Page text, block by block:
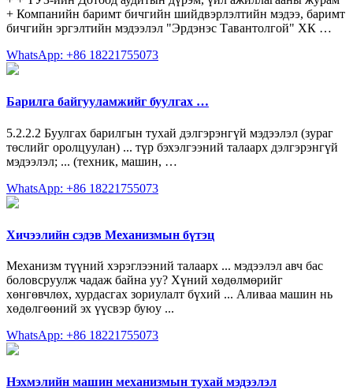
+ Компанийн баримт бичгийн шийдвэрлэлтийн мэдээ, баримт
бичгийн эргэлтийн мэдээлэл "Эрдэнэс Тавантолгой" ХК …
WhatsApp: +86 18221755073
Барилга байгууламжийг буулгах …
5.2.2.2 Буулгах барилгын тухай дэлгэрэнгүй мэдээлэл (зураг
төслийг оролцуулан) ... түр бэхэлгээний талаарх дэлгэрэнгүй
мэдээлэл; ... (техник, машин, …
WhatsApp: +86 18221755073
Хичээлийн сэдэв Механизмын бүтэц
Механизм түүний хэрэглээний талаарх ... мэдээлэл авч бас
боловсруулж чадаж байна уу? Хүний хөдөлмөрийг
хөнгөвчлөх, хурдасгах зориулалт бүхий ... Аливаа машин нь
хөдөлгөөний эх үүсвэр буюу ...
WhatsApp: +86 18221755073
Нэхмэлийн машин механизмын тухай мэдээлэл